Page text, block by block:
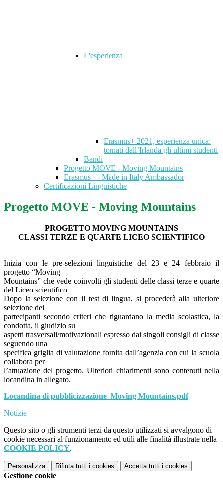
L'esperienza
Erasmus+ 2021, esperienza unica:
tornati dall’Irlanda gli ultimi studenti
Bandi
Progetto MOVE - Moving Mountains
Erasmus+ - Made in Italy Ambassador
Certificazioni Linguistiche
Progetto MOVE - Moving Mountains
PROGETTO MOVING MOUNTAINS
CLASSI TERZE E QUARTE LICEO SCIENTIFICO
Inizia con le pre-selezioni linguistiche del 23 e 24 febbraio il
progetto “Moving
Mountains” che vede coinvolti gli studenti delle classi terze e quarte
del Liceo scientifico.
Dopo la selezione con il test di lingua, si procederà alla ulteriore
selezione dei
partecipanti secondo criteri che riguardano la media scolastica, la
condotta, il giudizio su
aspetti trasversali/motivazionali espresso dai singoli consigli di classe
seguendo una
specifica griglia di valutazione fornita dall’agenzia con cui la scuola
collabora per
l’attuazione del progetto. Ulteriori chiarimenti sono contenuti nella
locandina in allegato.
Locandina di pubblicizzazione_Moving Mountains.pdf
Notizie
Questo sito o gli strumenti terzi da questo utilizzati si avvalgono di
cookie necessari al funzionamento ed utili alle finalità illustrate nella
COOKIE POLICY.
Personalizza Rifiuta tutti i cookies Accetta tutti i cookies
Gestione cookie